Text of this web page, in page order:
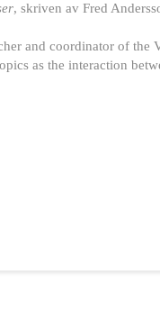
, skriven av Fred
and coordinator of
as the interaction